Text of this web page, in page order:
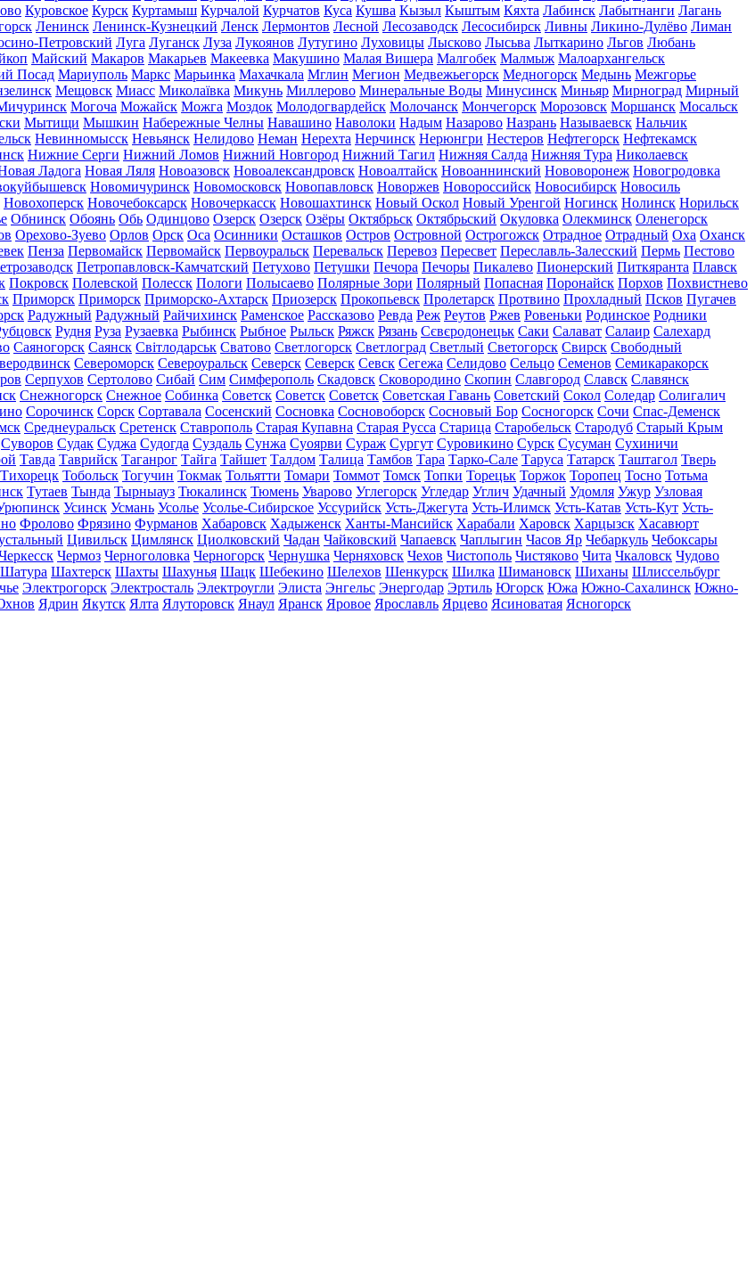
Куровское Курск Куртамыш Курчалой Курчатов Куса Кушва Кызыл Кыштым Кяхта Лабинск Лабытнанги Лагань
Ленинск Ленинск-Кузнецкий Ленск Лермонтов Лесной Лесозаводск Лесосибирск Ливны Ликино-Дулёво Лиман
Петровский Луга Луганск Луза Лукоянов Лутугино Луховицы Лысково Лысьва Лыткарино Льгов Любань
Майский Макаров Макарьев Макеевка Макушино Малая Вишера Малгобек Малмыж Малоархангельск
Посад Мариуполь Маркс Марьинка Махачкала Мглин Мегион Медвежьегорск Медногорск Медынь Межгорье
Мещовск Миасс Миколаївка Микунь Миллерово Минеральные Воды Минусинск Миньяр Мирноград Мирный
Могоча Можайск Можга Моздок Молодогвардейск Молочанск Мончегорск Морозовск Моршанск Мосальск
Мытищи Мышкин Набережные Челны Навашино Наволоки Надым Назарово Назрань Называевск Нальчик
Невинномысск Невьянск Нелидово Неман Нерехта Нерчинск Нерюнгри Нестеров Нефтегорск Нефтекамск
Нижние Серги Нижний Ломов Нижний Новгород Нижний Тагил Нижняя Салда Нижняя Тура Николаевск
Ладога Новая Ляля Новоазовск Новоалександровск Новоалтайск Новоаннинский Нововоронеж Новогродовка
Новомичуринск Новомосковск Новопавловск Новоржев Новороссийск Новосибирск Новосиль
Новохоперск Новочебоксарск Новочеркасск Новошахтинск Новый Оскол Новый Уренгой Ногинск Нолинск Норильск
Обнинск Обоянь Обь Одинцово Озерск Озерск Озёры Октябрьск Октябрьский Окуловка Олекминск Оленегорск
Орехово-Зуево Орлов Орск Оса Осинники Осташков Остров Островной Острогожск Отрадное Отрадный Оха Оханск
Пенза Первомайск Первомайск Первоуральск Перевальск Перевоз Пересвет Переславль-Залесский Пермь Пестово
Петропавловск-Камчатский Петухово Петушки Печора Печоры Пикалево Пионерский Питкяранта Плавск
Покровск Полевской Полесск Пологи Полысаево Полярные Зори Полярный Попасная Поронайск Порхов Похвистнево
Приморск Приморск Приморско-Ахтарск Приозерск Прокопьевск Пролетарск Протвино Прохладный Псков Пугачев
Радужный Радужный Райчихинск Раменское Рассказово Ревда Реж Реутов Ржев Ровеньки Родинское Родники
Рудня Руза Рузаевка Рыбинск Рыбное Рыльск Ряжск Рязань Сєвєродонецьк Саки Салават Салаир Салехард
Саяногорск Саянск Світлодарськ Сватово Светлогорск Светлоград Светлый Светогорск Свирск Свободный
Североморск Североуральск Северск Северск Севск Сегежа Селидово Сельцо Семенов Семикаракорск
Серпухов Сертолово Сибай Сим Симферополь Скадовск Сковородино Скопин Славгород Славск Славянск
Снежногорск Снежное Собинка Советск Советск Советск Советская Гавань Советский Сокол Соледар Солигалич
Сорочинск Сорск Сортавала Сосенский Сосновка Сосновоборск Сосновый Бор Сосногорск Сочи Спас-Деменск
Среднеуральск Сретенск Ставрополь Старая Купавна Старая Русса Старица Старобельск Стародуб Старый Крым
Суворов Судак Суджа Судогда Суздаль Сунжа Суоярви Сураж Сургут Суровикино Сурск Сусуман Сухиничи
Тавда Таврийск Таганрог Тайга Тайшет Талдом Талица Тамбов Тара Тарко-Сале Таруса Татарск Таштагол Тверь
Тихорецк Тобольск Тогучин Токмак Тольятти Томари Томмот Томск Топки Торецьк Торжок Торопец Тосно Тотьма
Тутаев Тында Тырныауз Тюкалинск Тюмень Уварово Углегорск Угледар Углич Удачный Удомля Ужур Узловая
Усинск Усмань Усолье Усолье-Сибирское Уссурийск Усть-Джегута Усть-Илимск Усть-Катав Усть-Кут Усть-
Фролово Фрязино Фурманов Хабаровск Хадыженск Ханты-Мансийск Харабали Харовск Харцызск Хасавюрт
Цивильск Цимлянск Циолковский Чадан Чайковский Чапаевск Чаплыгин Часов Яр Чебаркуль Чебоксары
Чермоз Черноголовка Черногорск Чернушка Черняховск Чехов Чистополь Чистяково Чита Чкаловск Чудово
Шатура Шахтерск Шахты Шахунья Шацк Шебекино Шелехов Шенкурск Шилка Шимановск Шиханы Шлиссельбург
Электрогорск Электросталь Электроугли Элиста Энгельс Энергодар Эртиль Югорск Южа Южно-Сахалинск Южно-
Ядрин Якутск Ялта Ялуторовск Янаул Яранск Яровое Ярославль Ярцево Ясиноватая Ясногорск